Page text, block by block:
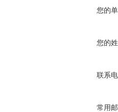
您的
您的
联系
常用